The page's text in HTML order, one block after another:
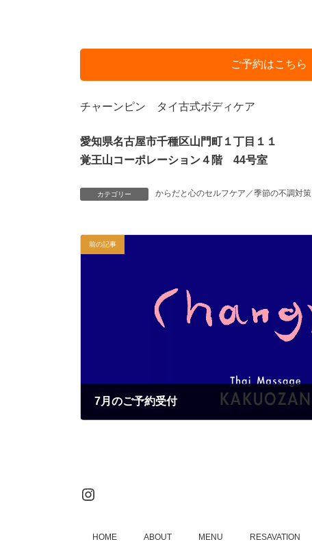
ご予約はこちら
チャーンピン タイ古式ボディケア
愛知県名古屋市千種区山門町１丁目１１
覚王山コーポレーション４階 44号室
カテゴリー からだと心のセルフケア／季節の不調対策
前の記事
7月のご予約受付
Instagram
HOME ABOUT MENU RESAVATION